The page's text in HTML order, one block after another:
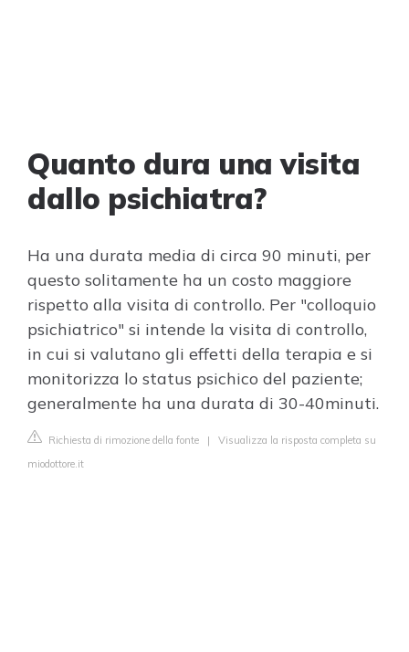
Quanto dura una visita
dallo psichiatra?
Ha una durata media di circa 90 minuti, per
questo solitamente ha un costo maggiore
rispetto alla visita di controllo. Per "colloquio
psichiatrico" si intende la visita di controllo,
in cui si valutano gli effetti della terapia e si
monitorizza lo status psichico del paziente;
generalmente ha una durata di 30-40minuti.
Richiesta di rimozione della fonte | Visualizza la risposta completa su
miodottore.it